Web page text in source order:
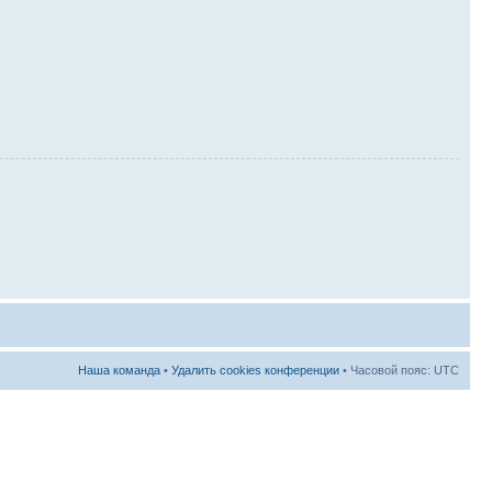
Наша команда • Удалить cookies конференции • Часовой пояс: UTC